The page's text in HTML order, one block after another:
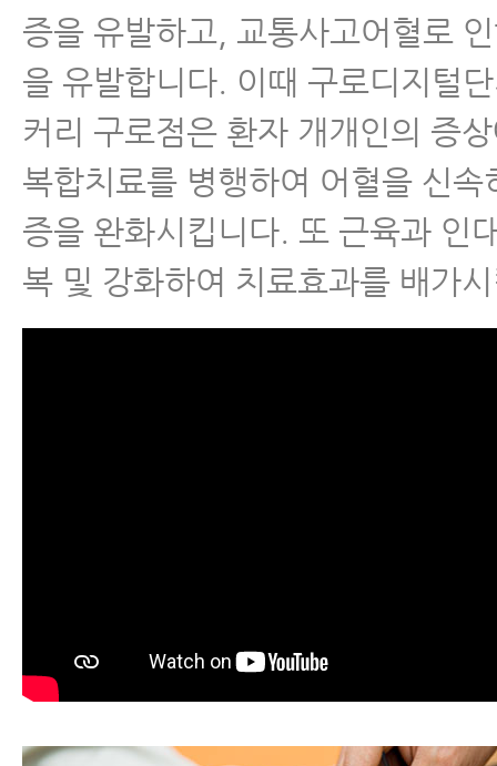
증을 유발하고, 교통사고어혈로
을 유발합니다. 이때 구로디지털
커리 구로점은 환자 개개인의 증
복합치료를 병행하여 어혈을 신속
증을 완화시킵니다. 또 근육과 인
복 및 강화하여 치료효과를 배가